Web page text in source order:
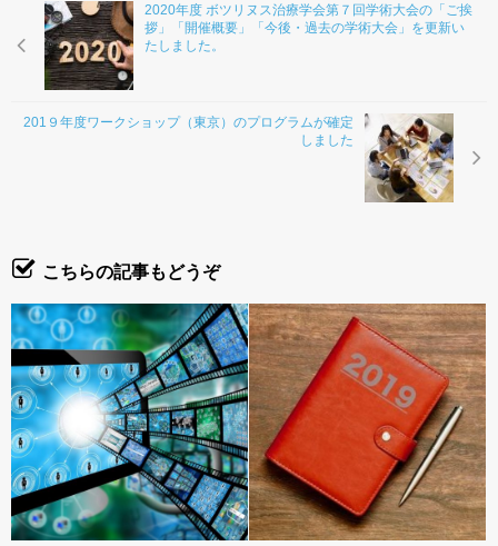
2020年度 ボツリヌス治療学会第７回学術大会の「ご挨
拶」「開催概要」「今後・過去の学術大会」を更新い
たしました。
201９年度ワークショップ（東京）のプログラムが確定
しました
こちらの記事もどうぞ